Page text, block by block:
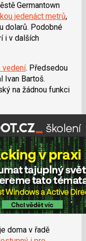
Germantown
jedenáct metrů,
dolarů. Podobné
i v dalších
vedení. Předsedou
Ivan Bartoš.
na žádnou funkci
doma v řadě